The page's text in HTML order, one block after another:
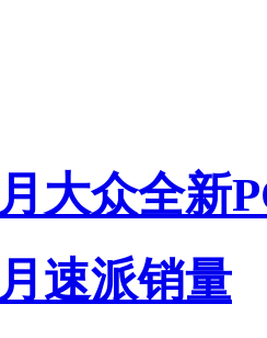
大众全新
速派销量